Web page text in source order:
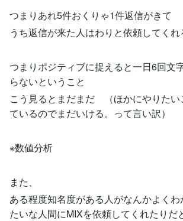
つまりあれ5件おくりゃ1件返信がきて
うち返信が来た人はわりと依頼してくれ
つまりポジティブに捉えると一日6回文
らないということ
こう見るとまだまだ （ほかにやりたい
ているのでまだいける。って言い訳）
※数値分析
また、
ある程度知名度がある人がなんかよく
たいな人間にMIXを依頼してくれたりだ